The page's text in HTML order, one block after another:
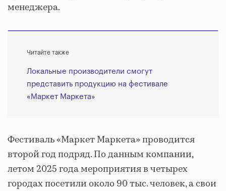
менеджера.
Читайте также
Локальные производители смогут
представить продукцию на фестивале
«Маркет Маркета»
Фестиваль «Маркет Маркета» проводится
второй год подряд. По данным компании,
летом 2025 года мероприятия в четырех
городах посетили около 90 тыс. человек, а свои